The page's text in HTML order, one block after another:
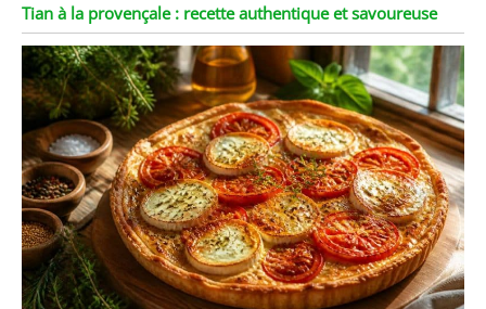
Tian à la provençale : recette authentique et savoureuse